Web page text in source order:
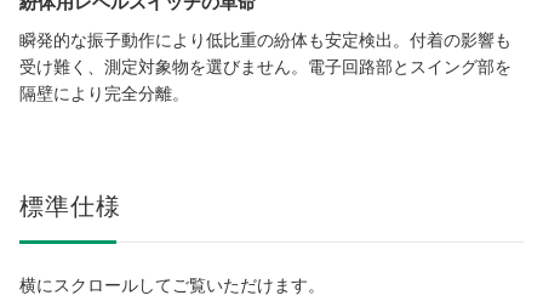
瞬発的な振子動作により低比重の紛体も安定検出。付着の影響も
受け難く、測定対象物を選びません。電子回路部とスイング部を
隔壁により完全分離。
標準仕様
横にスクロールしてご覧いただけます。